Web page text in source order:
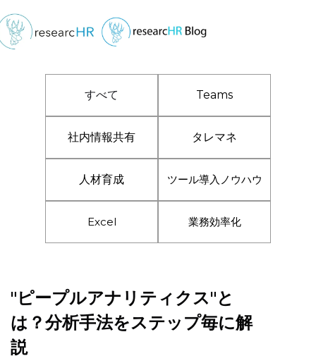
すべて Teams
社内情報共有 タレマネ
人材育成 ツール導入ノウハウ
Excel 業務効率化
"ピープルアナリティクス"と
は？分析手法をステップ毎に解
説